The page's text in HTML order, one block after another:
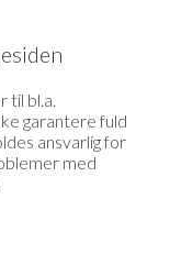
til bl.a.
garantere fuld
ansvarlig for
med